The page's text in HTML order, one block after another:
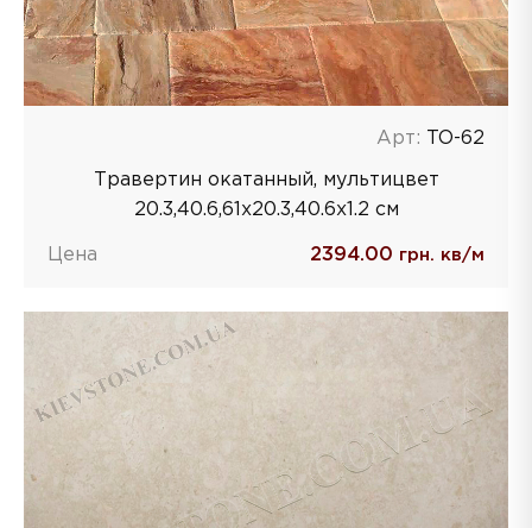
Арт: TO-62
Травертин окатанный, мультицвет
20.3,40.6,61х20.3,40.6х1.2 см
Цена 2394.00 грн. кв/м